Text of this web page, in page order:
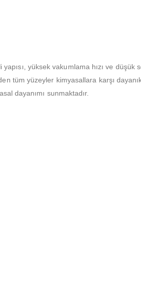
yüksek vakumlama hızı ve düşük
tüm yüzeyler kimyasallara karşı
dayanımı sunmaktadır.